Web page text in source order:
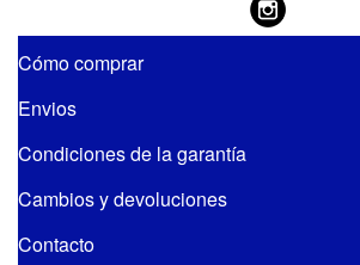
Cómo comprar
Envios
Condiciones de la garantía
Cambios y devoluciones
Contacto